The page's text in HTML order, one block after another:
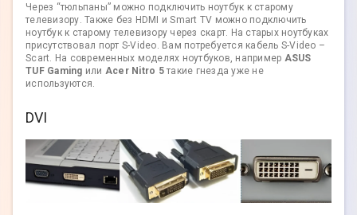
Через “тюльпаны” можно подключить ноутбук к старому
телевизору. Также без HDMI и Smart TV можно подключить
ноутбук к старому телевизору через скарт. На старых ноутбуках
присутствовал порт S-Video. Вам потребуется кабель S-Video –
Scart. На современных моделях ноутбуков, например ASUS
TUF Gaming или Acer Nitro 5такие гнезда уже не
используются.
DVI